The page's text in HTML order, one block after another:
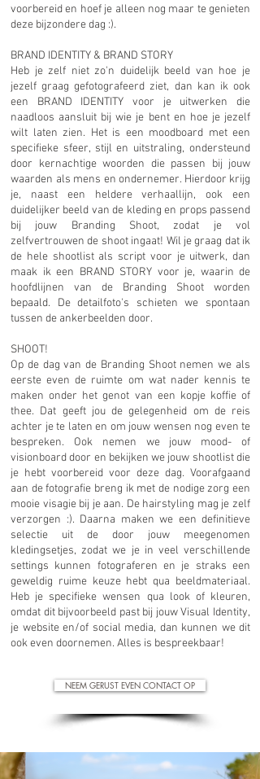
voorbereid en hoef je alleen nog maar te genieten
deze bijzondere dag :).
BRAND IDENTITY & BRAND STORY
Heb je zelf niet zo'n duidelijk beeld van hoe je
jezelf graag gefotografeerd ziet, dan kan ik ook
een BRAND IDENTITY voor je uitwerken die
naadloos aansluit bij wie je bent en hoe je jezelf
wilt laten zien. Het is een moodboard met een
specifieke sfeer, stijl en uitstraling, ondersteund
door kernachtige woorden die passen bij jouw
waarden als mens en ondernemer. Hierdoor krijg
je, naast een heldere verhaallijn, ook een
duidelijker beeld van de kleding en props passend
bij jouw Branding Shoot, zodat je vol
zelfvertrouwen de shoot ingaat! Wil je graag dat ik
de hele shootlist als script voor je uitwerk, dan
maak ik een BRAND STORY voor je, waarin de
hoofdlijnen van de Branding Shoot worden
bepaald. De detailfoto's schieten we spontaan
tussen de ankerbeelden door.
SHOOT!
Op de dag van de Branding Shoot nemen we als
eerste even de ruimte om wat nader kennis te
maken onder het genot van een kopje koffie of
thee. Dat geeft jou de gelegenheid om de reis
achter je te laten en om jouw wensen nog even te
bespreken. Ook nemen we jouw mood- of
visionboard door en bekijken we jouw shootlist die
je hebt voorbereid voor deze dag. Voorafgaand
aan de fotografie breng ik met de nodige zorg een
mooie visagie bij je aan. De hairstyling mag je zelf
verzorgen :). Daarna maken we een definitieve
selectie uit de door jouw meegenomen
kledingsetjes, zodat we je in veel verschillende
settings kunnen fotograferen en je straks een
geweldig ruime keuze hebt qua beeldmateriaal.
Heb je specifieke wensen qua look of kleuren,
omdat dit bijvoorbeeld past bij jouw Visual Identity,
je website en/of social media, dan kunnen we dit
ook even doornemen. Alles is bespreekbaar!
NEEM GERUST EVEN CONTACT OP